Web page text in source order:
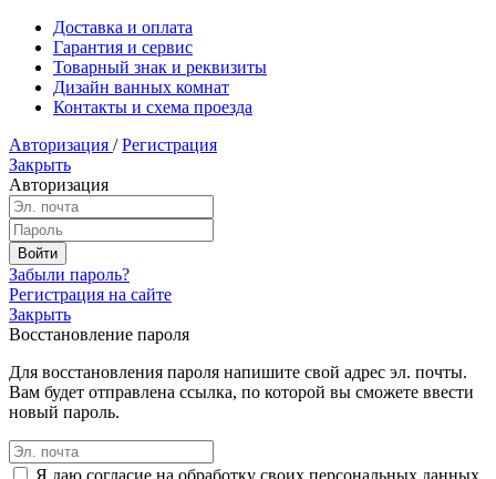
Доставка и оплата
Гарантия и сервис
Товарный знак и реквизиты
Дизайн ванных комнат
Контакты и схема проезда
Авторизация / Регистрация
Закрыть
Авторизация
Забыли пароль?
Регистрация на сайте
Закрыть
Восстановление пароля
Для восстановления пароля напишите свой адрес эл. почты.
Вам будет отправлена ссылка, по которой вы сможете ввести
новый пароль.
Я даю согласие на обработку своих персональных данных